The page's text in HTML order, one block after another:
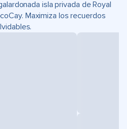
isla privada de Royal
Maximiza los recuerdos